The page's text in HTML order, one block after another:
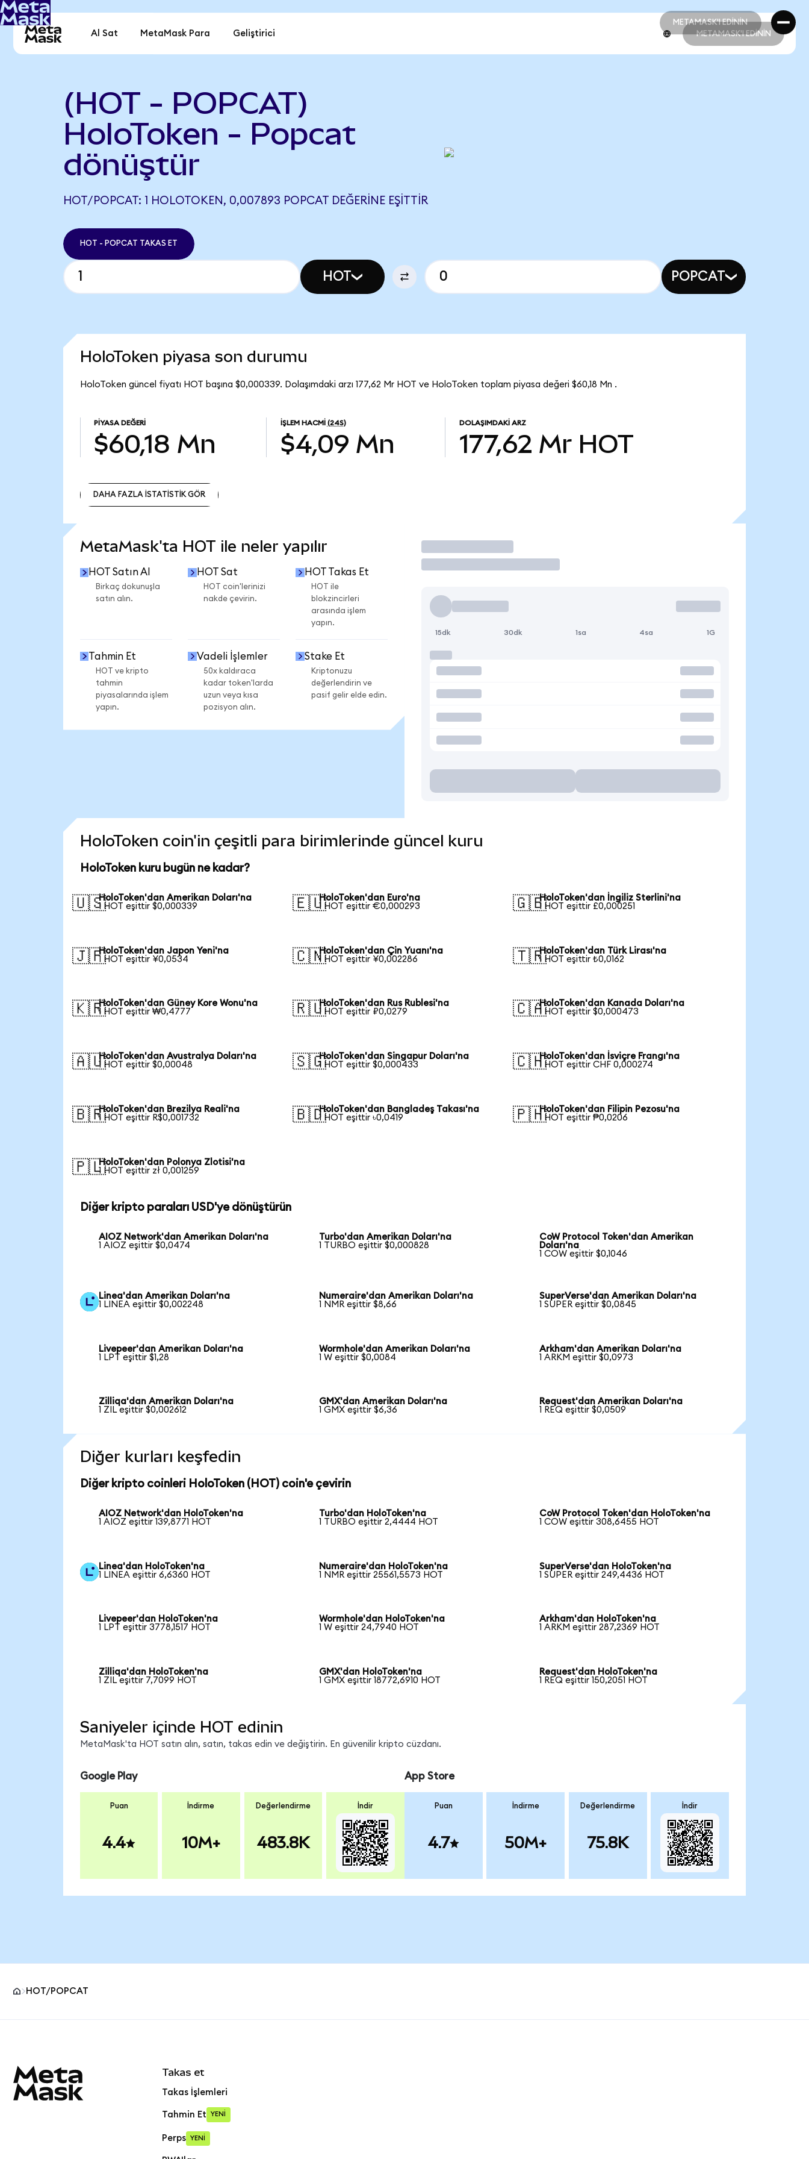
METAMASK'I EDİNİN
METAMASK'I EDİNİN
Al Sat MetaMask Para Geliştirici METAMASK'I EDİNİN
(HOT - POPCAT)
HoloToken - Popcat
dönüştür
HOT/POPCAT: 1 HOLOTOKEN, 0,007893 POPCAT DEĞERINE EŞITTIR
HOT - POPCAT TAKAS ET
HOT POPCAT
HoloToken piyasa son durumu
HoloToken güncel fiyatı HOT başına $0,000339. Dolaşımdaki arzı 177,62 Mr HOT ve HoloToken toplam piyasa değeri $60,18 Mn .
PIYASA DEĞERI
$60,18 Mn
İŞLEM HACMI (24S)
$4,09 Mn
DOLAŞIMDAKI ARZ
177,62 Mr HOT
DAHA FAZLA İSTATİSTİK GÖR
MetaMask'ta HOT ile neler yapılır
HOT Satın Al
Birkaç dokunuşla
satın alın.
HOT Sat
HOT coin'lerinizi
nakde çevirin.
HOT Takas Et
HOT ile
blokzincirleri
arasında işlem
yapın.
Tahmin Et
HOT ve kripto
tahmin
piyasalarında işlem
yapın.
Vadeli İşlemler
50x kaldıraca
kadar token'larda
uzun veya kısa
pozisyon alın.
Stake Et
Kriptonuzu
değerlendirin ve
pasif gelir elde edin.
İşlem Yap
15dk 30dk 1sa 4sa 1G
HoloToken coin'in çeşitli para birimlerinde güncel kuru
HoloToken kuru bugün ne kadar?
🇺🇸HoloToken'dan Amerikan Doları'na
1 HOT eşittir $0,000339
🇪🇺HoloToken'dan Euro'na
1 HOT eşittir €0,000293
🇬🇧HoloToken'dan İngiliz Sterlini'na
1 HOT eşittir £0,000251
🇯🇵HoloToken'dan Japon Yeni'na
1 HOT eşittir ¥0,0534
🇨🇳HoloToken'dan Çin Yuanı'na
1 HOT eşittir ¥0,002286
🇹🇷HoloToken'dan Türk Lirası'na
1 HOT eşittir ₺0,0162
🇰🇷HoloToken'dan Güney Kore Wonu'na
1 HOT eşittir ₩0,4777
🇷🇺HoloToken'dan Rus Rublesi'na
1 HOT eşittir ₽0,0279
🇨🇦HoloToken'dan Kanada Doları'na
1 HOT eşittir $0,000473
🇦🇺HoloToken'dan Avustralya Doları'na
1 HOT eşittir $0,00048
🇸🇬HoloToken'dan Singapur Doları'na
1 HOT eşittir $0,000433
🇨🇭HoloToken'dan İsviçre Frangı'na
1 HOT eşittir CHF 0,000274
🇧🇷HoloToken'dan Brezilya Reali'na
1 HOT eşittir R$0,001732
🇧🇩HoloToken'dan Bangladeş Takası'na
1 HOT eşittir ৳0,0419
🇵🇭HoloToken'dan Filipin Pezosu'na
1 HOT eşittir ₱0,0206
🇵🇱HoloToken'dan Polonya Zlotisi'na
1 HOT eşittir zł 0,001259
Diğer kripto paraları USD'ye dönüştürün
AIOZ Network'dan Amerikan Doları'na
1 AIOZ eşittir $0,0474
Turbo'dan Amerikan Doları'na
1 TURBO eşittir $0,000828
CoW Protocol Token'dan Amerikan
Doları'na
1 COW eşittir $0,1046
Linea'dan Amerikan Doları'na
1 LINEA eşittir $0,002248
Numeraire'dan Amerikan Doları'na
1 NMR eşittir $8,66
SuperVerse'dan Amerikan Doları'na
1 SUPER eşittir $0,0845
Livepeer'dan Amerikan Doları'na
1 LPT eşittir $1,28
Wormhole'dan Amerikan Doları'na
1 W eşittir $0,0084
Arkham'dan Amerikan Doları'na
1 ARKM eşittir $0,0973
Zilliqa'dan Amerikan Doları'na
1 ZIL eşittir $0,002612
GMX'dan Amerikan Doları'na
1 GMX eşittir $6,36
Request'dan Amerikan Doları'na
1 REQ eşittir $0,0509
Diğer kurları keşfedin
Diğer kripto coinleri HoloToken (HOT) coin'e çevirin
AIOZ Network'dan HoloToken'na
1 AIOZ eşittir 139,8771 HOT
Turbo'dan HoloToken'na
1 TURBO eşittir 2,4444 HOT
CoW Protocol Token'dan HoloToken'na
1 COW eşittir 308,6455 HOT
Linea'dan HoloToken'na
1 LINEA eşittir 6,6360 HOT
Numeraire'dan HoloToken'na
1 NMR eşittir 25561,5573 HOT
SuperVerse'dan HoloToken'na
1 SUPER eşittir 249,4436 HOT
Livepeer'dan HoloToken'na
1 LPT eşittir 3778,1517 HOT
Wormhole'dan HoloToken'na
1 W eşittir 24,7940 HOT
Arkham'dan HoloToken'na
1 ARKM eşittir 287,2369 HOT
Zilliqa'dan HoloToken'na
1 ZIL eşittir 7,7099 HOT
GMX'dan HoloToken'na
1 GMX eşittir 18772,6910 HOT
Request'dan HoloToken'na
1 REQ eşittir 150,2051 HOT
Saniyeler içinde HOT edinin
MetaMask'ta HOT satın alın, satın, takas edin ve değiştirin. En güvenilir kripto cüzdanı.
Google Play
Puan
4.4
İndirme
10M+
Değerlendirme
483.8K
İndir
App Store
Puan
4.7
İndirme
50M+
Değerlendirme
75.8K
İndir
HOT/POPCAT
Takas et
Takas İşlemleri
Tahmin Et YENİ
Perps YENİ